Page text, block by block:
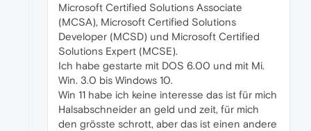
Microsoft Certified Solutions Associate
(MCSA), Microsoft Certified Solutions
Developer (MCSD) und Microsoft Certified
Solutions Expert (MCSE).
Ich habe gestarte mit DOS 6.00 und mit Mi.
Win. 3.0 bis Windows 10.
Win 11 habe ich keine interesse das ist für mich
Halsabschneider an geld und zeit, für mich
den grösste schrott, aber das ist einen andere